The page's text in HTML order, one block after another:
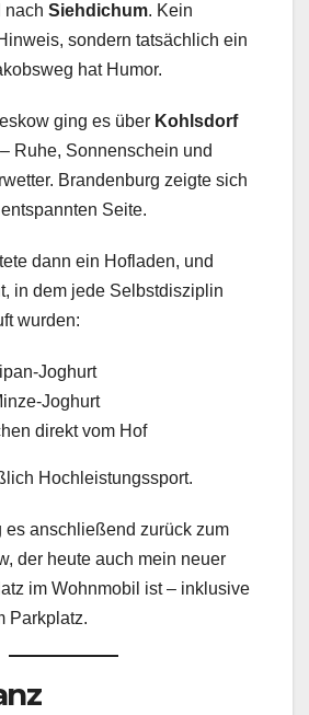
nach Siehdichum. Kein
sondern tatsächlich ein
hat Humor.
ging es über Kohlsdorf
– Ruhe, Sonnenschein und
Brandenburg zeigte sich
Seite.
dann ein Hofladen, und
in dem jede Selbstdisziplin
wurden:
Joghurt
Joghurt
direkt vom Hof
Hochleistungssport.
es anschließend zurück zum
der heute auch mein neuer
im Wohnmobil ist – inklusive
Parkplatz.